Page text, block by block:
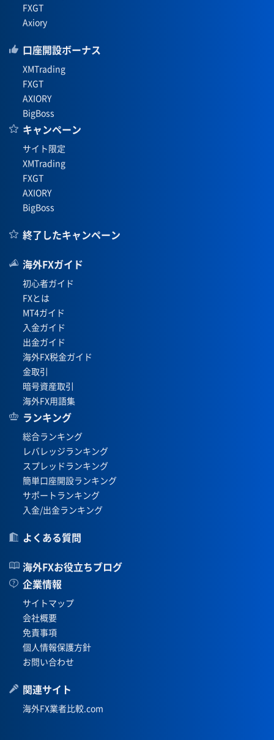
FXGT
Axiory
口座開設ボーナス
XMTrading
FXGT
AXIORY
BigBoss
キャンペーン
サイト限定
XMTrading
FXGT
AXIORY
BigBoss
終了したキャンペーン
海外FXガイド
初心者ガイド
FXとは
MT4ガイド
入金ガイド
出金ガイド
海外FX税金ガイド
金取引
暗号資産取引
海外FX用語集
ランキング
総合ランキング
レバレッジランキング
スプレッドランキング
簡単口座開設ランキング
サポートランキング
入金/出金ランキング
よくある質問
海外FXお役立ちブログ
企業情報
サイトマップ
会社概要
免責事項
個人情報保護方針
お問い合わせ
関連サイト
海外FX業者比較.com